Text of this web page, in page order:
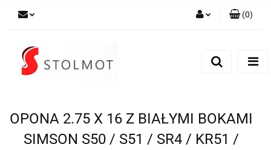
(0)
OPONA 2.75 X 16 Z BIAŁYMI BOKAMI
SIMSON S50 / S51 / SR4 / KR51 /